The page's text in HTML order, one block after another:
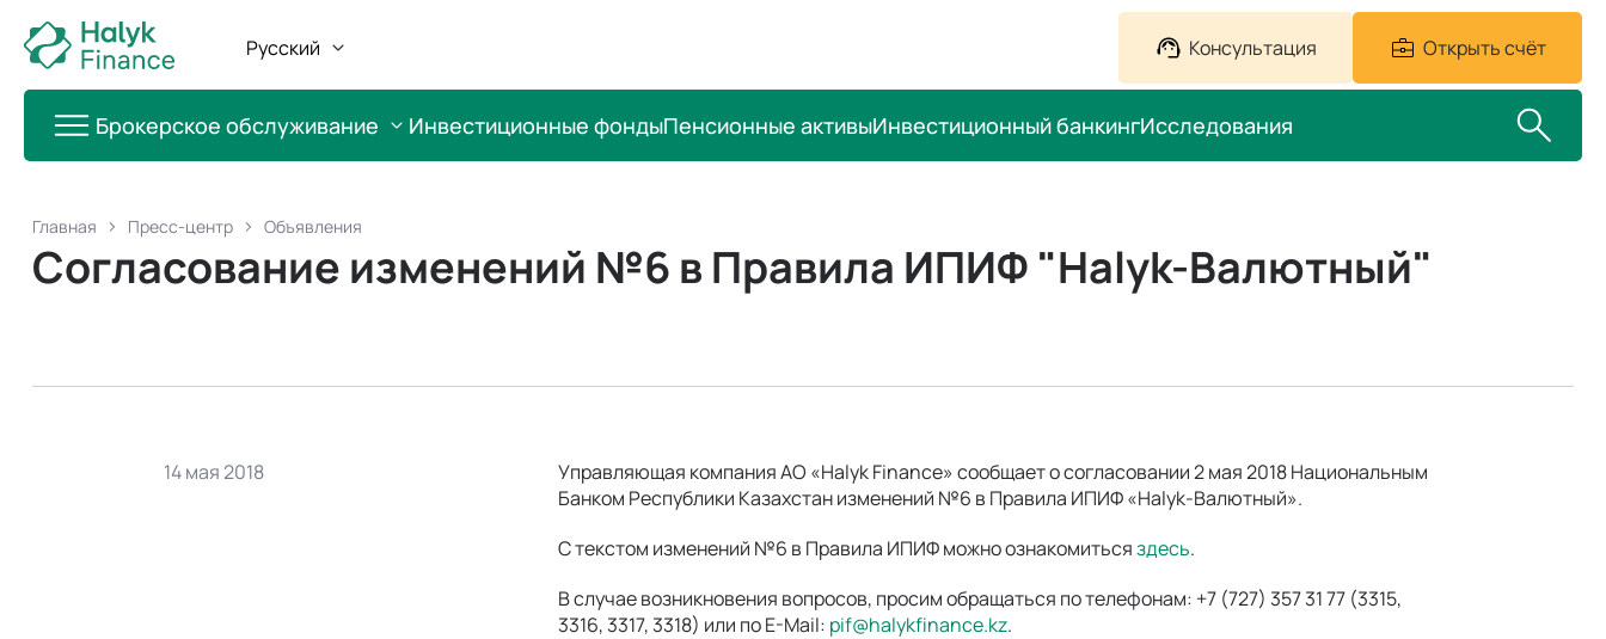
Русский Консультация Открыть счёт
Брокерское обслуживание Инвестиционные фондыПенсионные активыИнвестиционный банкингИсследования
Главная Пресс-центр Объявления
Согласование изменений №6 в Правила ИПИФ "Halyk-Валютный"
14 мая 2018
Управляющая компания АО «Halyk Finance» сообщает о согласовании 2 мая 2018 Национальным
Банком Республики Казахстан изменений №6 в Правила ИПИФ «Halyk-Валютный».
С текстом изменений №6 в Правила ИПИФ можно ознакомитьсяздесь.
В случае возникновения вопросов, просим обращаться по телефонам: +7 (727) 357 31 77 (3315,
3316, 3317, 3318) или по E-Mail: pif@halykfinance.kz.